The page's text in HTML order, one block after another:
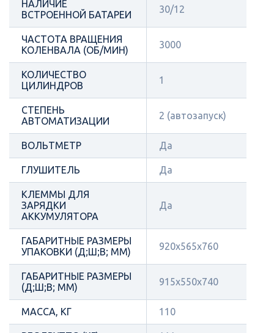
НАЛИЧИЕ
ВСТРОЕННОЙ БАТАРЕИ
30/12
ЧАСТОТА ВРАЩЕНИЯ
КОЛЕНВАЛА (ОБ/МИН)
3000
КОЛИЧЕСТВО
ЦИЛИНДРОВ
1
СТЕПЕНЬ
АВТОМАТИЗАЦИИ
2 (автозапуск)
ВОЛЬТМЕТР Да
ГЛУШИТЕЛЬ Да
КЛЕММЫ ДЛЯ
ЗАРЯДКИ
АККУМУЛЯТОРА
Да
ГАБАРИТНЫЕ РАЗМЕРЫ
УПАКОВКИ (Д;Ш;В; ММ)
920х565х760
ГАБАРИТНЫЕ РАЗМЕРЫ
(Д;Ш;В; ММ)
915х550х740
МАССА, КГ 110